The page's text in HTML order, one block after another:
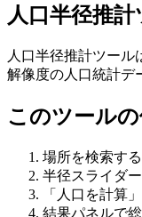
人口半径推
人口半径推計ツー
解像度の人口統計デ
このツール
場所を検索す
半径スライダ
「人口を計算
結果パネルで